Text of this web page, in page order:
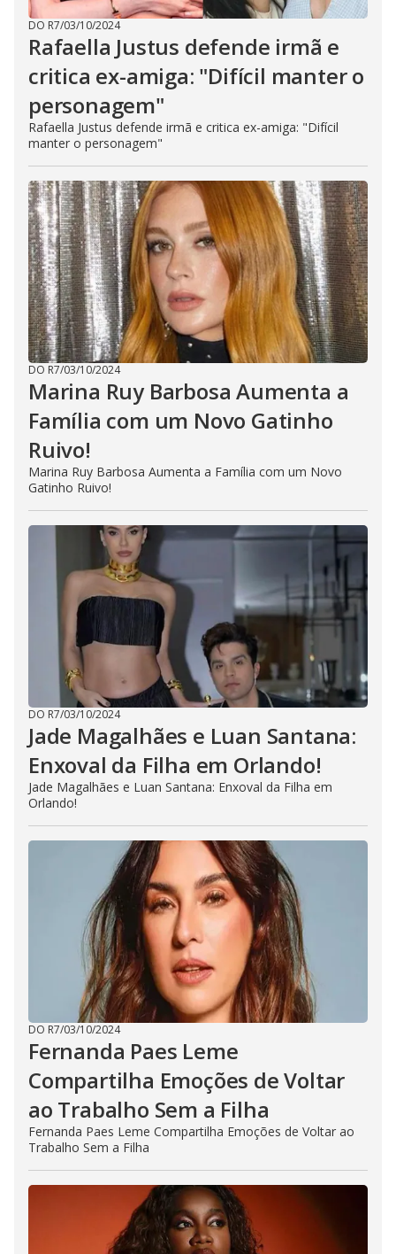
DO R7/03/10/2024
Rafaella Justus defende irmã e
critica ex-amiga: "Difícil manter o
personagem"
Rafaella Justus defende irmã e critica ex-amiga: "Difícil
manter o personagem"
DO R7/03/10/2024
Marina Ruy Barbosa Aumenta a
Família com um Novo Gatinho
Ruivo!
Marina Ruy Barbosa Aumenta a Família com um Novo
Gatinho Ruivo!
DO R7/03/10/2024
Jade Magalhães e Luan Santana:
Enxoval da Filha em Orlando!
Jade Magalhães e Luan Santana: Enxoval da Filha em
Orlando!
DO R7/03/10/2024
Fernanda Paes Leme
Compartilha Emoções de Voltar
ao Trabalho Sem a Filha
Fernanda Paes Leme Compartilha Emoções de Voltar ao
Trabalho Sem a Filha